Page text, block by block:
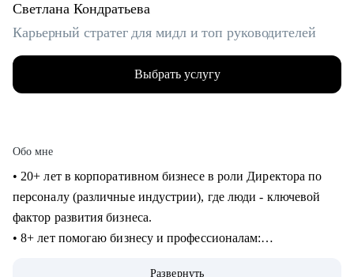
Светлана Кондратьева
Карьерный стратег для мидл и топ руководителей
Выбрать услугу
Обо мне
• 20+ лет в корпоративном бизнесе в роли Директора по
персоналу (различные индустрии), где люди - ключевой
фактор развития бизнеса.
• 8+ лет помогаю бизнесу и профессионалам:
Развернуть